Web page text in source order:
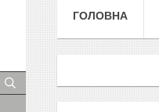
ГОЛОВНА